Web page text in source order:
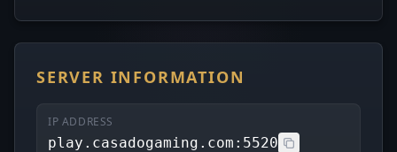
SERVER INFORMATION
IP ADDRESS
play.casadogaming.com:5520